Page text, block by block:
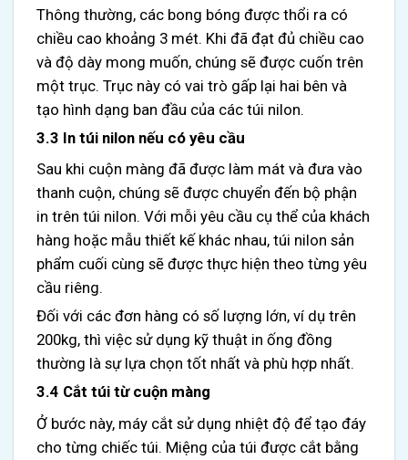
Thông thường, các bong bóng được thổi ra có
chiều cao khoảng 3 mét. Khi đã đạt đủ chiều cao
và độ dày mong muốn, chúng sẽ được cuốn trên
một trục. Trục này có vai trò gấp lại hai bên và
tạo hình dạng ban đầu của các túi nilon.
3.3 In túi nilon nếu có yêu cầu
Sau khi cuộn màng đã được làm mát và đưa vào
thanh cuộn, chúng sẽ được chuyển đến bộ phận
in trên túi nilon. Với mỗi yêu cầu cụ thể của khách
hàng hoặc mẫu thiết kế khác nhau, túi nilon sản
phẩm cuối cùng sẽ được thực hiện theo từng yêu
cầu riêng.
Đối với các đơn hàng có số lượng lớn, ví dụ trên
200kg, thì việc sử dụng kỹ thuật in ống đồng
thường là sự lựa chọn tốt nhất và phù hợp nhất.
3.4 Cắt túi từ cuộn màng
Ở bước này, máy cắt sử dụng nhiệt độ để tạo đáy
cho từng chiếc túi. Miệng của túi được cắt bằng